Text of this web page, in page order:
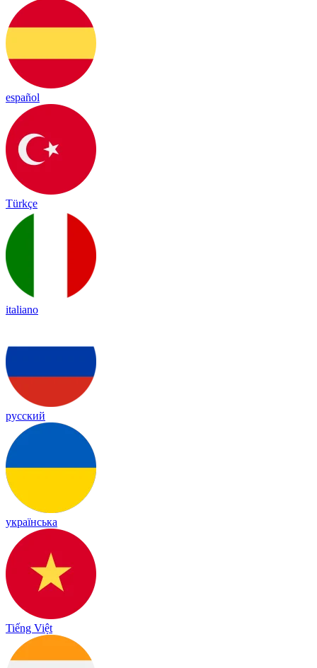
español
Türkçe
italiano
русский
українська
Tiếng Việt